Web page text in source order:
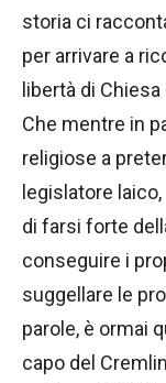
storia ci
per arrivare a
libertà di
Che mentre in
religiose a
legislatore
di farsi forte
conseguire i
suggellare le
parole, è ormai
capo del